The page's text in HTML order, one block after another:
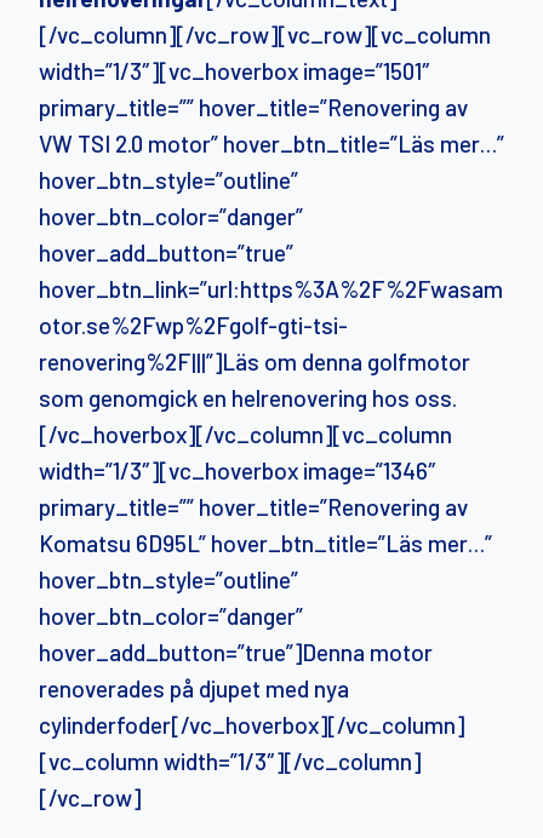
[/vc_column][/vc_row][vc_row][vc_column
width=”1/3″][vc_hoverbox image=”1501″
primary_title=”” hover_title=”Renovering av
VW TSI 2.0 motor” hover_btn_title=”Läs mer…”
hover_btn_style=”outline”
hover_btn_color=”danger”
hover_add_button=”true”
hover_btn_link=”url:https%3A%2F%2Fwasam
otor.se%2Fwp%2Fgolf-gti-tsi-
renovering%2F|||”]Läs om denna golfmotor
som genomgick en helrenovering hos oss.
[/vc_hoverbox][/vc_column][vc_column
width=”1/3″][vc_hoverbox image=”1346″
primary_title=”” hover_title=”Renovering av
Komatsu 6D95L” hover_btn_title=”Läs mer…”
hover_btn_style=”outline”
hover_btn_color=”danger”
hover_add_button=”true”]Denna motor
renoverades på djupet med nya
cylinderfoder[/vc_hoverbox][/vc_column]
[vc_column width=”1/3″][/vc_column]
[/vc_row]